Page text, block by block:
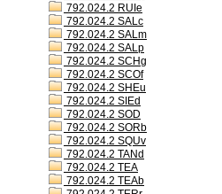
792.024.2 RUIe
792.024.2 SALc
792.024.2 SALm
792.024.2 SALp
792.024.2 SCHg
792.024.2 SCOf
792.024.2 SHEu
792.024.2 SIEd
792.024.2 SOD
792.024.2 SORb
792.024.2 SQUv
792.024.2 TANd
792.024.2 TEA
792.024.2 TEAb